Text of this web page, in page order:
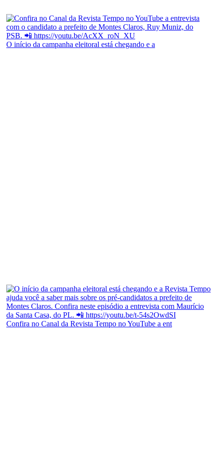
O início da campanha eleitoral está chegando e a
Confira no Canal da Revista Tempo no YouTube a ent